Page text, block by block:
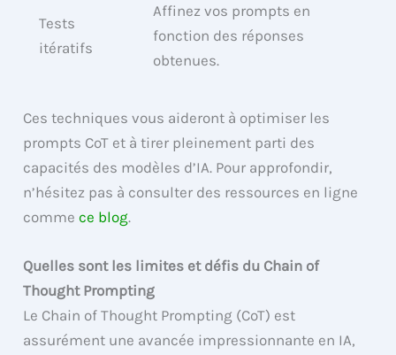
Tests
itératifs
Affinez vos prompts en
fonction des réponses
obtenues.
Ces techniques vous aideront à optimiser les
prompts CoT et à tirer pleinement parti des
capacités des modèles d’IA. Pour approfondir,
n’hésitez pas à consulter des ressources en ligne
commece blog.
Quelles sont les limites et défis du Chain of
Thought Prompting
Le Chain of Thought Prompting (CoT) est
assurément une avancée impressionnante en IA,